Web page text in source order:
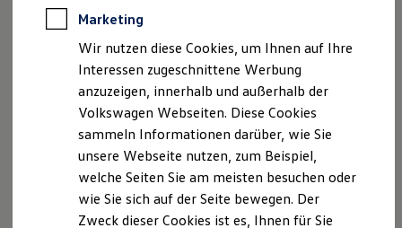
Software, Konnektivität & Apps
California App
VW Connect für Ihren ID. Buzz
VW Connect für Ihren Transporter/Caravelle
VW Connect für Ihren Amarok
VW Connect für andere Modelle
Connect Pro
Fleet Interface Data
Multistop Pathfinder
Übersicht Software Updates
Hilfreiches für Besitzer
Fahrerassistenz- und Sicherheitssysteme
Kontrollleuchten
Serienmäßiges Elektronisches
Verhindert ein Unter- oder Übersteuern, indem es gezielt
einzelne Räder abbremst.
1
Nutzungsbedingungen
Datenschutzerklärungen
Cookie-Richtlinie
Marketing
Wir nutzen diese Cookies, um Ihnen auf Ihre
Interessen zugeschnittene Werbung
anzuzeigen, innerhalb und außerhalb der
Volkswagen Webseiten. Diese Cookies
sammeln Informationen darüber, wie Sie
unsere Webseite nutzen, zum Beispiel,
welche Seiten Sie am meisten besuchen oder
wie Sie sich auf der Seite bewegen. Der
Zweck dieser Cookies ist es, Ihnen für Sie